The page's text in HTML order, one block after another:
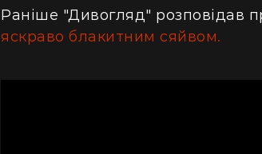
Раніше "Дивогляд" розповідав
яскраво блакитним сяйвом.